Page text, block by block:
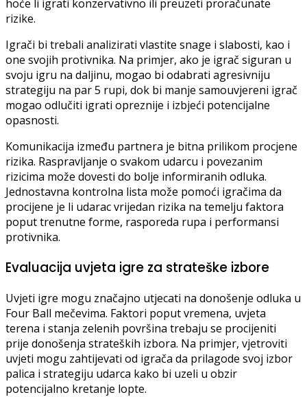
hoće li igrati konzervativno ili preuzeti proračunate
rizike.
Igrači bi trebali analizirati vlastite snage i slabosti, kao i
one svojih protivnika. Na primjer, ako je igrač siguran u
svoju igru na daljinu, mogao bi odabrati agresivniju
strategiju na par 5 rupi, dok bi manje samouvjereni igrač
mogao odlučiti igrati opreznije i izbjeći potencijalne
opasnosti.
Komunikacija između partnera je bitna prilikom procjene
rizika. Raspravljanje o svakom udarcu i povezanim
rizicima može dovesti do bolje informiranih odluka.
Jednostavna kontrolna lista može pomoći igračima da
procijene je li udarac vrijedan rizika na temelju faktora
poput trenutne forme, rasporeda rupa i performansi
protivnika.
Evaluacija uvjeta igre za strateške izbore
Uvjeti igre mogu značajno utjecati na donošenje odluka u
Four Ball mečevima. Faktori poput vremena, uvjeta
terena i stanja zelenih površina trebaju se procijeniti
prije donošenja strateških izbora. Na primjer, vjetroviti
uvjeti mogu zahtijevati od igrača da prilagode svoj izbor
palica i strategiju udarca kako bi uzeli u obzir
potencijalno kretanje lopte.